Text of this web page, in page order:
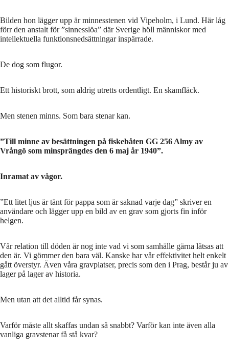
Bilden hon lägger upp är minnesstenen vid Vipeholm, i Lund. Här låg
förr den anstalt för ”sinnesslöa” där Sverige höll människor med
intellektuella funktionsnedsättningar inspärrade.
De dog som flugor.
Ett historiskt brott, som aldrig utretts ordentligt. En skamfläck.
Men stenen minns. Som bara stenar kan.
”Till minne av besättningen på fiskebåten GG 256 Almy av
Vrångö som minsprängdes den 6 maj år 1940”.
Inramat av vågor.
”Ett litet ljus är tänt för pappa som är saknad varje dag” skriver en
användare och lägger upp en bild av en grav som gjorts fin inför
helgen.
Vår relation till döden är nog inte vad vi som samhälle gärna låtsas att
den är. Vi gömmer den bara väl. Kanske har vår effektivitet helt enkelt
gått överstyr. Även våra gravplatser, precis som den i Prag, består ju av
lager på lager av historia.
Men utan att det alltid får synas.
Varför måste allt skaffas undan så snabbt? Varför kan inte även alla
vanliga gravstenar få stå kvar?